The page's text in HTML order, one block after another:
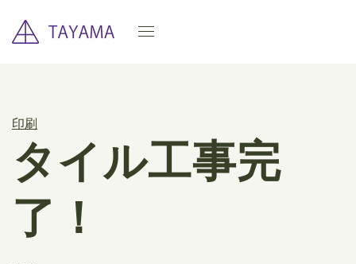
印刷
タイル工事完
了！